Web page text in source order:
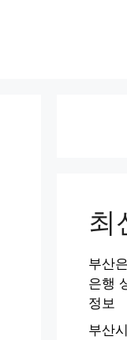
최
부산
은행
정보
부산